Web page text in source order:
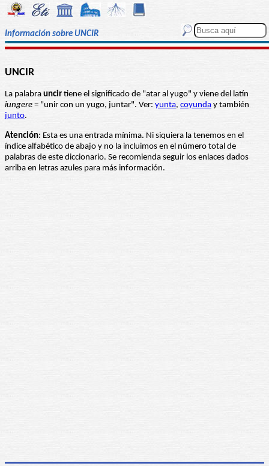
Información sobre UNCIR
UNCIR
La palabra uncir tiene el significado de "atar al yugo" y viene del latín
iungere = "unir con un yugo, juntar". Ver: yunta, coyunda y también
junto.
Atención: Esta es una entrada mínima. Ni siquiera la tenemos en el
índice alfabético de abajo y no la incluimos en el número total de
palabras de este diccionario. Se recomienda seguir los enlaces dados
arriba en letras azules para más información.